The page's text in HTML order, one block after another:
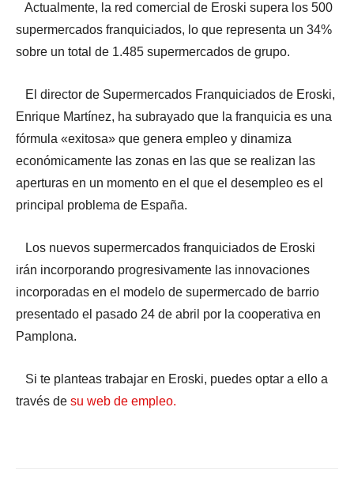
Actualmente, la red comercial de Eroski supera los 500
supermercados franquiciados, lo que representa un 34%
sobre un total de 1.485 supermercados de grupo.
El director de Supermercados Franquiciados de Eroski,
Enrique Martínez, ha subrayado que la franquicia es una
fórmula «exitosa» que genera empleo y dinamiza
económicamente las zonas en las que se realizan las
aperturas en un momento en el que el desempleo es el
principal problema de España.
Los nuevos supermercados franquiciados de Eroski
irán incorporando progresivamente las innovaciones
incorporadas en el modelo de supermercado de barrio
presentado el pasado 24 de abril por la cooperativa en
Pamplona.
Si te planteas trabajar en Eroski, puedes optar a ello a
través de su web de empleo.